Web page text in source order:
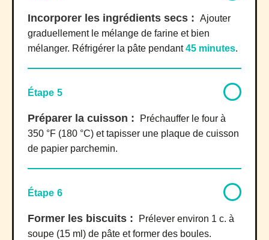
Incorporer les ingrédients secs : Ajouter
graduellement le mélange de farine et bien
mélanger. Réfrigérer la pâte pendant45 minutes.
Étape 5
Préparer la cuisson :
Préchauffer le four à
350 °F (180 °C) et tapisser une plaque de cuisson
de papier parchemin.
Étape 6
Former les biscuits :
Prélever environ 1 c. à
soupe (15 ml) de pâte et former des boules.